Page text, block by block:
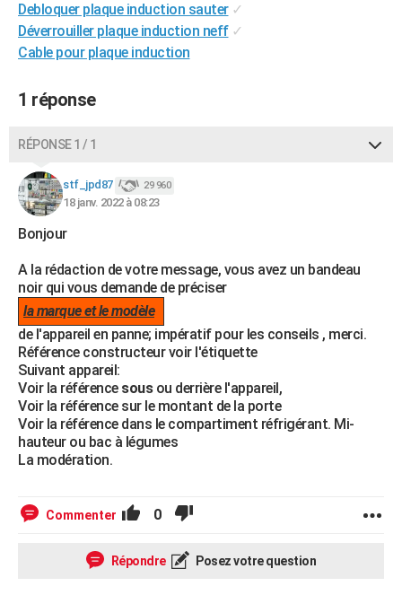
Destinations
City break
Voyage nature
Voyage de noces
Forum
Climat
+PHOTO
GUIDES D'ACHAT
BONS PLANS
Dictionnaire
Biographies
Citations
Expressions
Proverbes
PROGRAMME TV
COPAINS D'AVANT
S'inscrire
Se connecter
Lycées
Collèges
Primaires
Universités
Entreprises
Service militaire
Avis de recherche
AVIS DE DÉCÈS
FORUM
Bricolage
Lifestyle
Culture
Sport
Auto
Television
Voyage
Cinema
Debloquer plaque induction sauter ✓
Déverrouiller plaque induction neff ✓
Cable pour plaque induction
1 réponse
RÉPONSE 1 / 1
stf_jpd87 29 960
18 janv. 2022 à 08:23
Bonjour
A la rédaction de votre message, vous avez un bandeau
noir qui vous demande de préciser
la marque et le modèle
de l'appareil en panne; impératif pour les conseils , merci.
Référence constructeur voir l'étiquette
Suivant appareil:
Voir la référence sousou derrière l'appareil,
Voir la référence sur le montant de la porte
Voir la référence dans le compartiment réfrigérant. Mi-
hauteur ou bac à légumes
La modération.
Commenter 0
Répondre Posez votre question